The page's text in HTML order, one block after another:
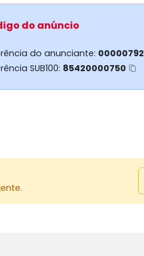
do anúncio
do anunciante: 00000792
SUB100: 85420000750